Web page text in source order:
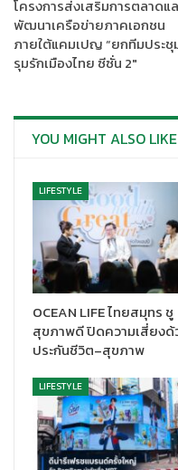
Lawson 108เป็นแบรนด์ชั้นน
เอไอเอ อีสต์ เกตเวย์ ให้สม
อาคารยังได้รวมแบรนด์คุณภ
บนพื้นที่ 2,125 ตารางเมตร มี
นำเข้าจากอเมริกา รวมถึงค
เสริมให้คนทั้งที่อยู่ภายในอา
สนับสนุนให้ทุกคนได้มีสุขภา
สำหรับโครงการก่อสร้างอา
ชอบโดย ไทยโอบายาชิ
ตามมาตรฐานระดับสากล ภ
ประเทศไทย ที่มุ่งสร้างสรรค์
คุณภาพชีวิตผู้คน และสังค
‘Healthier, Longer, Better
โครงการส่งเสริมการตลาดแ
พัฒนาเครือข่ายภาคเอกชน
ภายใต้แคมเปญ “ยกทีมประชุ
รุมรักเมืองไทย ซีซั่น 2″
YOU MIGHT ALSO LIKE
LIFESTYLE
OCEAN LIFE ไทยสมุทร ชู
สุขภาพดี ปิดความเสี่ยงด้
ประกันชีวิต–สุขภาพ
LIFESTYLE